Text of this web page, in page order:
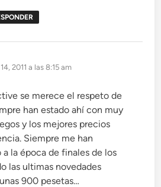
2011 a las 8:15 am
se merece el respeto de
han estado ahí con muy
y los mejores precios
Siempre me han
a la época de finales de los
las ultimas novedades
900 pesetas…